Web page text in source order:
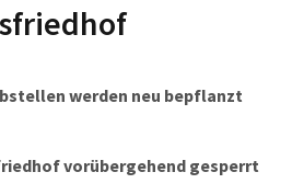
Stadt, die es im
werden neu bepflanzt
vorübergehend gesperrt